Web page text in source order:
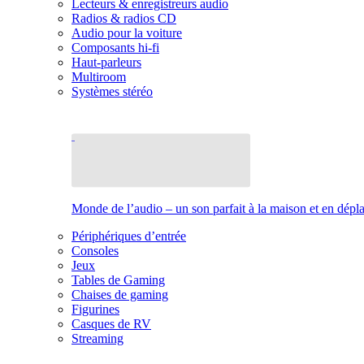
Lecteurs & enregistreurs audio
Radios & radios CD
Audio pour la voiture
Composants hi-fi
Haut-parleurs
Multiroom
Systèmes stéréo
Monde de l’audio – un son parfait à la maison et en
Périphériques d’entrée
Consoles
Jeux
Tables de Gaming
Chaises de gaming
Figurines
Casques de RV
Streaming